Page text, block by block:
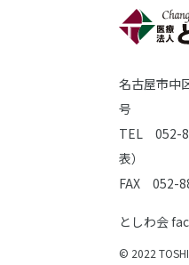
名古屋市中
号
TEL 052-
表）
FAX 052-
としわ会
© 2022